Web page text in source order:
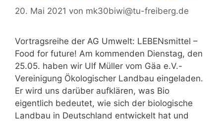
20. Mai 2021 von mk30biwi@tu-freiberg.de
Vortragsreihe der AG Umwelt: LEBENsmittel –
Food for future! Am kommenden Dienstag, den
25.05. haben wir Ulf Müller vom Gäa e.V.-
Vereinigung Ökologischer Landbau eingeladen.
Er wird uns darüber aufklären, was Bio
eigentlich bedeutet, wie sich der biologische
Landbau in Deutschland entwickelt hat und